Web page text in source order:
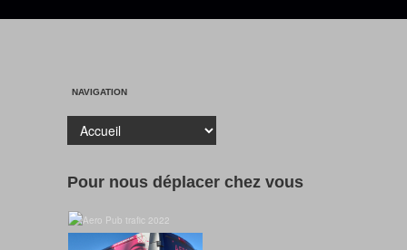
NAVIGATION
Pour nous déplacer chez vous